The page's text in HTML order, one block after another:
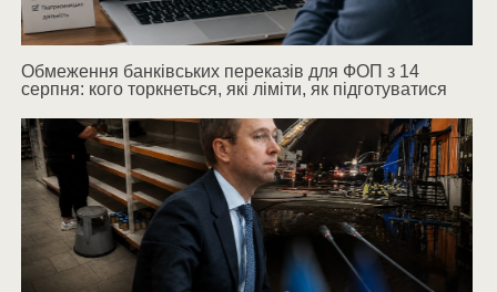
Обмеження банківських переказів для ФОП з 14
серпня: кого торкнеться, які ліміти, як підготуватися